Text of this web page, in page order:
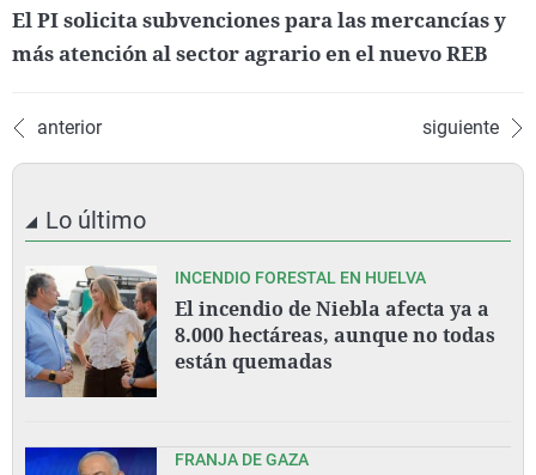
El PI solicita subvenciones para las mercancías y
más atención al sector agrario en el nuevo REB
anterior siguiente
Lo último
INCENDIO FORESTAL EN HUELVA
El incendio de Niebla afecta ya a
8.000 hectáreas, aunque no todas
están quemadas
FRANJA DE GAZA